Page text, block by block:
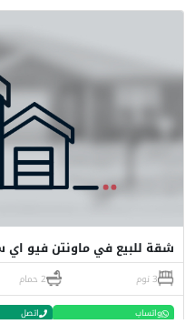
شقة للبيع في ماونتن فيو
3 نوم 2 حمام
واتساب اتصل